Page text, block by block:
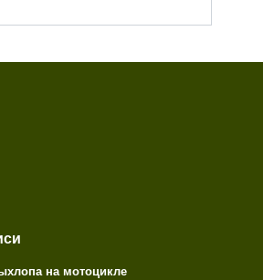
на мотоцикле